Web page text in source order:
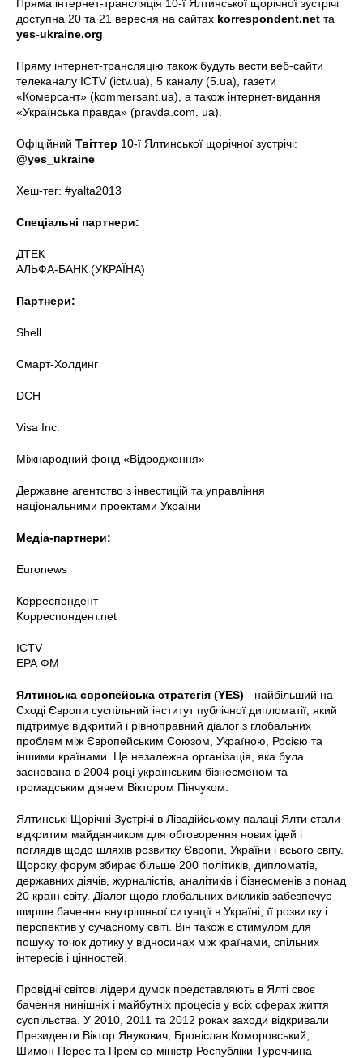
Пряма інтернет-трансляція 10-ї Ялтинської щорічної зустрічі
доступна 20 та 21 вересня на сайтах korrespondent.net та
yes-ukraine.org
Пряму інтернет-трансляцію також будуть вести веб-сайти
телеканалу ICTV (ictv.ua), 5 каналу (5.ua), газети
«Комерсант» (kommersant.ua), а також інтернет-видання
«Українська правда» (pravda.com. ua).
Офіційний Твіттер 10-ї Ялтинської щорічної зустрічі:
@yes_ukraine
Хеш-тег: #yalta2013
Спеціальні партнери:
ДТЕК
АЛЬФА-БАНК (УКРАЇНА)
Партнери:
Shell
Смарт-Холдинг
DCH
Visa Inc.
Міжнародний фонд «Відродження»
Державне агентство з інвестицій та управління
національними проектами України
Медіа-партнери:
Euronews
Корреспондент
Kорреспондент.net
ICTV
ЕРА ФМ
Ялтинська європейська стратегія (YES) - найбільший на
Сході Європи суспільний інститут публічної дипломатії, який
підтримує відкритий і рівноправний діалог з глобальних
проблем між Європейським Союзом, Україною, Росією та
іншими країнами. Це незалежна організація, яка була
заснована в 2004 році українським бізнесменом та
громадським діячем Віктором Пінчуком.
Ялтинські Щорічні Зустрічі в Лівадійському палаці Ялти стали
відкритим майданчиком для обговорення нових ідей і
поглядів щодо шляхів розвитку Європи, України і всього світу.
Щороку форум збирає більше 200 політиків, дипломатів,
державних діячів, журналістів, аналітиків і бізнесменів з понад
20 країн світу. Діалог щодо глобальних викликів забезпечує
ширше бачення внутрішньої ситуації в Україні, її розвитку і
перспектив у сучасному світі. Він також є стимулом для
пошуку точок дотику у відносинах між країнами, спільних
інтересів і цінностей.
Провідні світові лідери думок представляють в Ялті своє
бачення нинішніх і майбутніх процесів у всіх сферах життя
суспільства. У 2010, 2011 та 2012 роках заходи відкривали
Президенти Віктор Янукович, Броніслав Коморовський,
Шимон Перес та Прем'єр-міністр Республіки Туреччина